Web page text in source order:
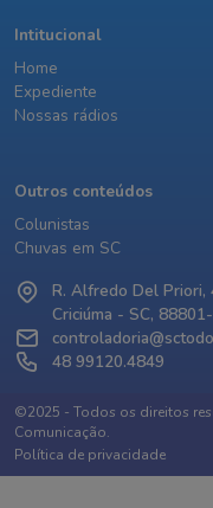
Intitucional
Home
Expediente
Nossas rádios
Outros conteúdos
Colunistas
Chuvas em SC
R. Alfredo Del Priori,
Criciúma - SC,
48 99120.4849
©2025 - Todos os direitos
Comunicação.
Política de privacidade